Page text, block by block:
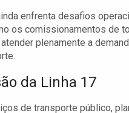
enfrenta desafios
os comissionamentos de
plenamente a
da Linha 17
de transporte público,